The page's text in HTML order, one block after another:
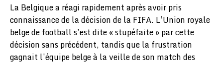
La Belgique a réagi rapidement après avoir pris
connaissance de la décision de la FIFA. L’Union royale
belge de football s’est dite « stupéfaite » par cette
décision sans précédent, tandis que la frustration
gagnait l’équipe belge à la veille de son match des